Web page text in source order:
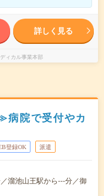
詳しく見る
ィカル事業本部
院で受付やカ
登録OK 派遣
溜池山王駅から---分／御